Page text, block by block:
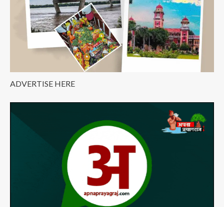
की
जिम्मेदारी
–
किरण
ADVERTISE HERE